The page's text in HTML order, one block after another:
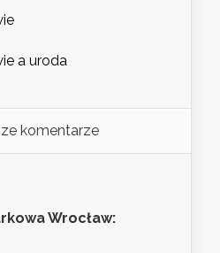
a uroda
komentarze
Wrocław: